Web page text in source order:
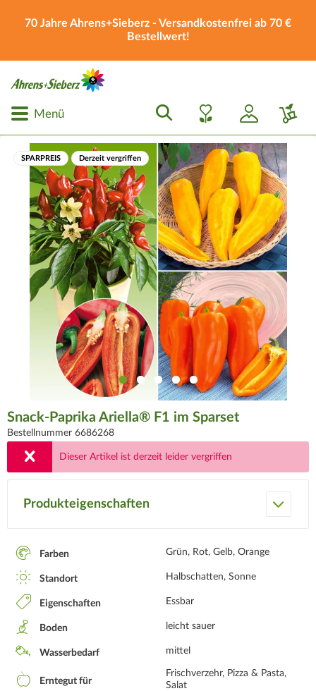
70 Jahre Ahrens+Sieberz - Versandkostenfrei ab 70 €
Bestellwert!
Menü
SPARPREIS Derzeit vergriffen
Snack-Paprika Ariella® F1 im Sparset
Bestellnummer 6686268
Dieser Artikel ist derzeit leider vergriffen
Produkteigenschaften
Farben Grün, Rot, Gelb, Orange
Standort Halbschatten, Sonne
Eigenschaften Essbar
Boden leicht sauer
Wasserbedarf mittel
Erntegut für
Frischverzehr, Pizza & Pasta,
Salat